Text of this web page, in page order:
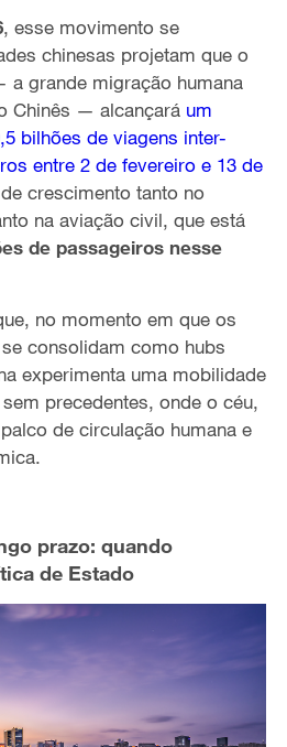
, esse movimento se
chinesas projetam que o
a grande migração humana
Chinês — alcançará um
bilhões de viagens inter-
entre 2 de fevereiro e 13 de
crescimento tanto no
na aviação civil, que está
de passageiros nesse
no momento em que os
consolidam como hubs
experimenta uma mobilidade
precedentes, onde o céu,
de circulação humana e
prazo: quando
de Estado